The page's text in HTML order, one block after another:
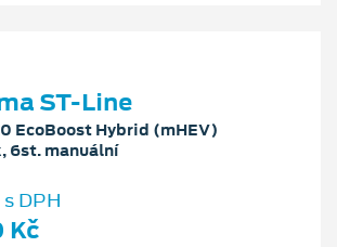
ST-Line
EcoBoost Hybrid (mHEV)
6st. manuální
DPH
Kč